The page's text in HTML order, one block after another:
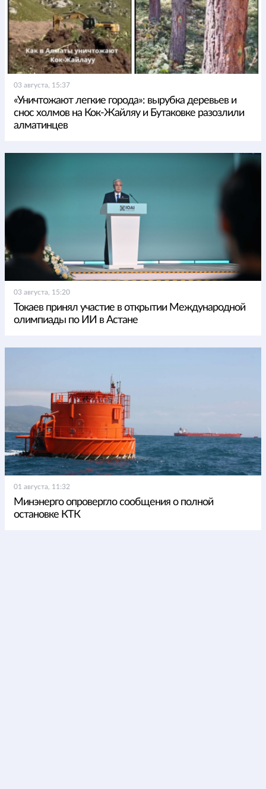
03 августа, 15:37
«Уничтожают легкие города»: вырубка деревьев и
снос холмов на Кок-Жайляу и Бутаковке разозлили
алматинцев
03 августа, 15:20
Токаев принял участие в открытии Международной
олимпиады по ИИ в Астане
01 августа, 11:32
Минэнерго опровергло сообщения о полной
остановке КТК